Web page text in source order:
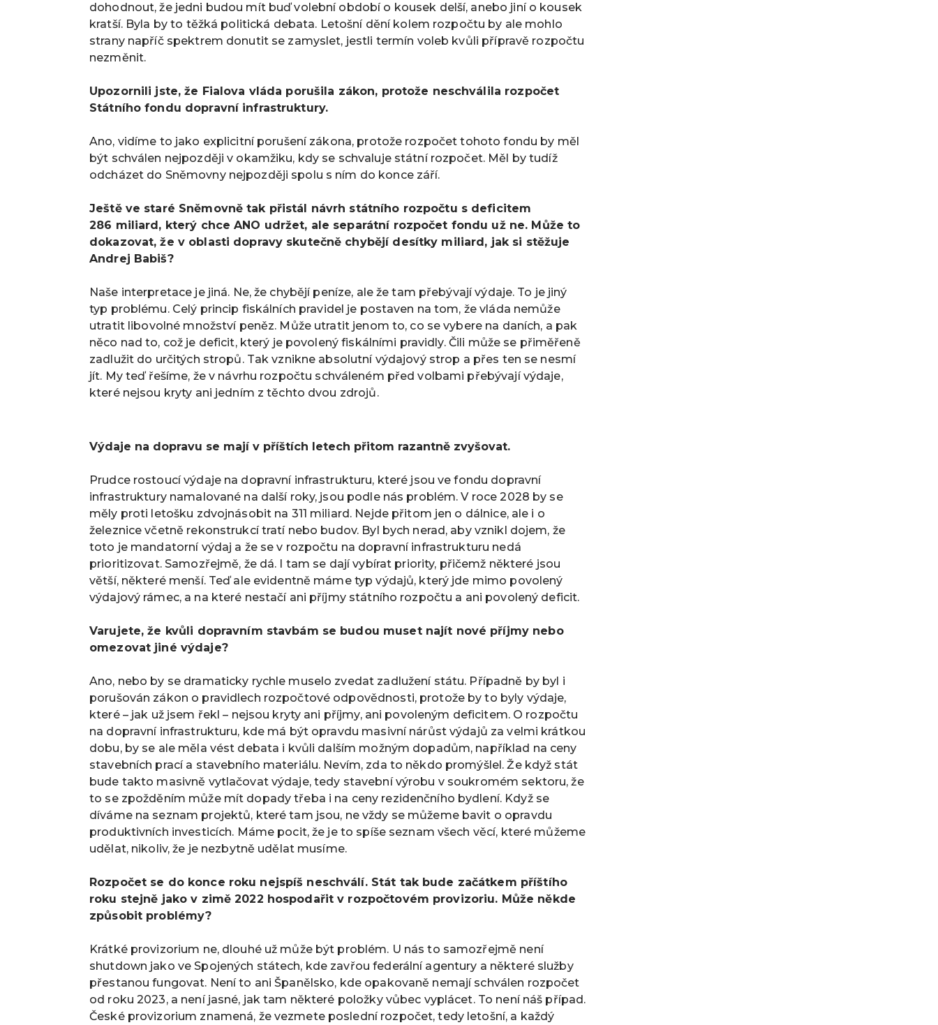
dohodnout, že jedni budou mít buď volební období o kousek delší, anebo jiní o kousek
kratší. Byla by to těžká politická debata. Letošní dění kolem rozpočtu by ale mohlo
strany napříč spektrem donutit se zamyslet, jestli termín voleb kvůli přípravě rozpočtu
nezměnit.
Upozornili jste, že Fialova vláda porušila zákon, protože neschválila rozpočet
Státního fondu dopravní infrastruktury.
Ano, vidíme to jako explicitní porušení zákona, protože rozpočet tohoto fondu by měl
být schválen nejpozději v okamžiku, kdy se schvaluje státní rozpočet. Měl by tudíž
odcházet do Sněmovny nejpozději spolu s ním do konce září.
Ještě ve staré Sněmovně tak přistál návrh státního rozpočtu s deficitem
286 miliard, který chce ANO udržet, ale separátní rozpočet fondu už ne. Může to
dokazovat, že v oblasti dopravy skutečně chybějí desítky miliard, jak si stěžuje
Andrej Babiš?
Naše interpretace je jiná. Ne, že chybějí peníze, ale že tam přebývají výdaje. To je jiný
typ problému. Celý princip fiskálních pravidel je postaven na tom, že vláda nemůže
utratit libovolné množství peněz. Může utratit jenom to, co se vybere na daních, a pak
něco nad to, což je deficit, který je povolený fiskálními pravidly. Čili může se přiměřeně
zadlužit do určitých stropů. Tak vznikne absolutní výdajový strop a přes ten se nesmí
jít. My teď řešíme, že v návrhu rozpočtu schváleném před volbami přebývají výdaje,
které nejsou kryty ani jedním z těchto dvou zdrojů.
Výdaje na dopravu se mají v příštích letech přitom razantně zvyšovat.
Prudce rostoucí výdaje na dopravní infrastrukturu, které jsou ve fondu dopravní
infrastruktury namalované na další roky, jsou podle nás problém. V roce 2028 by se
měly proti letošku zdvojnásobit na 311 miliard. Nejde přitom jen o dálnice, ale i o
železnice včetně rekonstrukcí tratí nebo budov. Byl bych nerad, aby vznikl dojem, že
toto je mandatorní výdaj a že se v rozpočtu na dopravní infrastrukturu nedá
prioritizovat. Samozřejmě, že dá. I tam se dají vybírat priority, přičemž některé jsou
větší, některé menší. Teď ale evidentně máme typ výdajů, který jde mimo povolený
výdajový rámec, a na které nestačí ani příjmy státního rozpočtu a ani povolený deficit.
Varujete, že kvůli dopravním stavbám se budou muset najít nové příjmy nebo
omezovat jiné výdaje?
Ano, nebo by se dramaticky rychle muselo zvedat zadlužení státu. Případně by byl i
porušován zákon o pravidlech rozpočtové odpovědnosti, protože by to byly výdaje,
které – jak už jsem řekl – nejsou kryty ani příjmy, ani povoleným deficitem. O rozpočtu
na dopravní infrastrukturu, kde má být opravdu masivní nárůst výdajů za velmi krátkou
dobu, by se ale měla vést debata i kvůli dalším možným dopadům, například na ceny
stavebních prací a stavebního materiálu. Nevím, zda to někdo promýšlel. Že když stát
bude takto masivně vytlačovat výdaje, tedy stavební výrobu v soukromém sektoru, že
to se zpožděním může mít dopady třeba i na ceny rezidenčního bydlení. Když se
díváme na seznam projektů, které tam jsou, ne vždy se můžeme bavit o opravdu
produktivních investicích. Máme pocit, že je to spíše seznam všech věcí, které můžeme
udělat, nikoliv, že je nezbytně udělat musíme.
Rozpočet se do konce roku nejspíš neschválí. Stát tak bude začátkem příštího
roku stejně jako v zimě 2022 hospodařit v rozpočtovém provizoriu. Může někde
způsobit problémy?
Krátké provizorium ne, dlouhé už může být problém. U nás to samozřejmě není
shutdown jako ve Spojených státech, kde zavřou federální agentury a některé služby
přestanou fungovat. Není to ani Španělsko, kde opakovaně nemají schválen rozpočet
od roku 2023, a není jasné, jak tam některé položky vůbec vyplácet. To není náš případ.
České provizorium znamená, že vezmete poslední rozpočet, tedy letošní, a každý